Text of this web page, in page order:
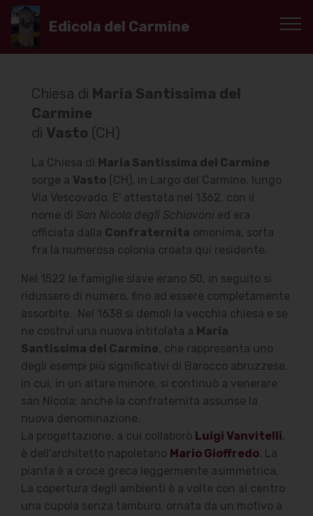
Chiesa di Maria Santissima del
Carmine
di Vasto (CH)
La Chiesa di Maria Santissima del Carmine
sorge a Vasto (CH), in Largo del Carmine, lungo
Via Vescovado. E' attestata nel 1362, con il
nome di San Nicola degli Schiavoni ed era
officiata dalla Confraternita omonima, sorta
fra la numerosa colonia croata qui residente.
Nel 1522 le famiglie slave erano 50, in seguito si
ridussero di numero, fino ad essere completamente
assorbite. Nel 1638 si demolì la vecchia chiesa e se
ne costruì una nuova intitolata a Maria
Santissima del Carmine, che rappresenta uno
degli esempi più significativi di Barocco abruzzese,
in cui, in un altare minore, si continuò a venerare
san Nicola; anche la confraternita assunse la
nuova denominazione.
La progettazione, a cui collaborò Luigi Vanvitelli,
è dell'architetto napoletano Mario Gioffredo. La
pianta è a croce greca leggermente asimmetrica.
La copertura degli ambienti è a volte con al centro
una cupola senza tamburo, ornata da un motivo a
Edicola del Carmine